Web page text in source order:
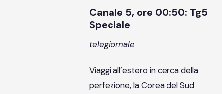
Canale 5, ore 00:50: Tg5
Speciale
telegiornale
Viaggi all’estero in cerca della
perfezione, la Corea del Sud